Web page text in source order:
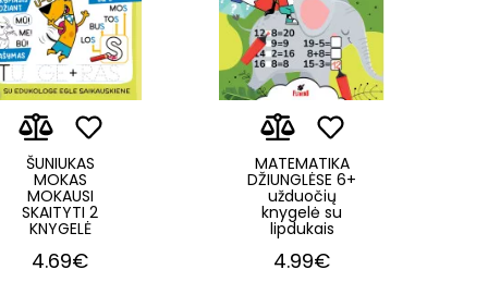
ŠUNIUKAS
MOKAS
MOKAUSI
SKAITYTI 2
KNYGELĖ
4.69€
MATEMATIKA
DŽIUNGLĖSE 6+
užduočių
knygelė su
lipdukais
4.99€